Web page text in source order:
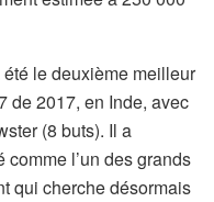
le deuxième meilleur
de 2017, en Inde, avec
(8 buts). Il a
l’un des grands
qui cherche désormais